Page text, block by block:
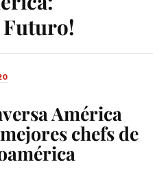
América
chefs de